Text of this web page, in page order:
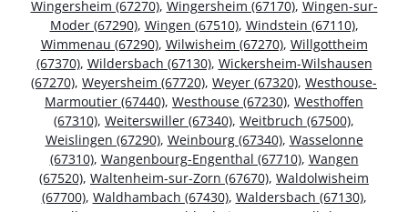
Wingersheim (67270), Wingersheim (67170), Wingen-sur-
Moder (67290), Wingen (67510), Windstein (67110),
Wimmenau (67290), Wilwisheim (67270), Willgottheim
(67370), Wildersbach (67130), Wickersheim-Wilshausen
(67270), Weyersheim (67720), Weyer (67320), Westhouse-
Marmoutier (67440), Westhouse (67230), Westhoffen
(67310), Weiterswiller (67340), Weitbruch (67500),
Weislingen (67290), Weinbourg (67340), Wasselonne
(67310), Wangenbourg-Engenthal (67710), Wangen
(67520), Waltenheim-sur-Zorn (67670), Waldolwisheim
(67700), Waldhambach (67430), Waldersbach (67130),